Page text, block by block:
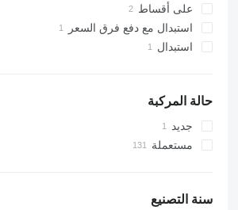
على أقساط
استبدال مع دفع فرق السعر
استبدال
حالة المركبة
جديد
مستعملة
سنة التصنيع